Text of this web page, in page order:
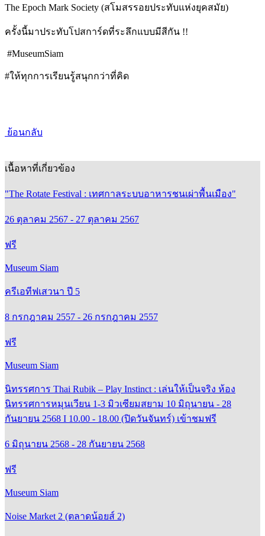
The Epoch Mark Society (สโมสรรอยประทับแห่งยุคสมัย)
ครั้งนี้มาประทับโปสการ์ดที่ระลึกแบบมีสีกัน !!
#MuseumSiam
#ให้ทุกการเรียนรู้สนุกกว่าที่คิด
ย้อนกลับ
เนื้อหาที่เกี่ยวข้อง
"The Rotate Festival : เทศกาลระบบอาหารชนเผ่าพื้นเมือง"
26 ตุลาคม 2567 - 27 ตุลาคม 2567
ฟรี
Museum Siam
ครีเอทีฟเสวนา ปี 5
8 กรกฎาคม 2557 - 26 กรกฎาคม 2557
ฟรี
Museum Siam
นิทรรศการ Thai Rubik – Play Instinct : เล่นให้เป็นจริง ห้อง
นิทรรศการหมุนเวียน 1-3 มิวเซียมสยาม 10 มิถุนายน - 28
กันยายน 2568 I 10.00 - 18.00 (ปิดวันจันทร์) เข้าชมฟรี
6 มิถุนายน 2568 - 28 กันยายน 2568
ฟรี
Museum Siam
Noise Market 2 (ตลาดน้อยส์ 2)